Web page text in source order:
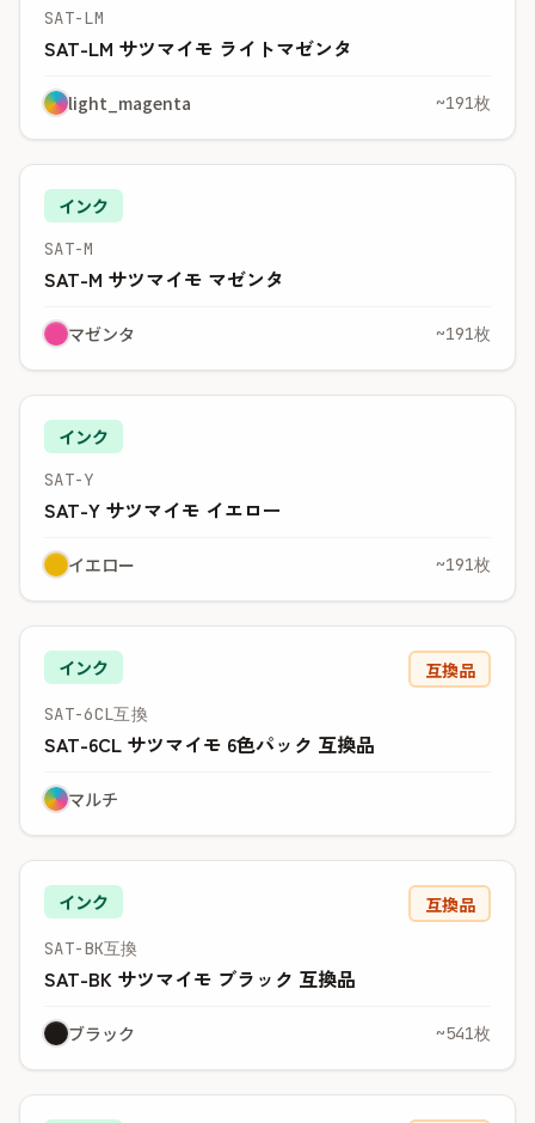
SAT-LM
SAT-LM サツマイモ ライトマゼンタ
light_magenta ~191枚
インク
SAT-M
SAT-M サツマイモ マゼンタ
マゼンタ ~191枚
インク
SAT-Y
SAT-Y サツマイモ イエロー
イエロー ~191枚
インク 互換品
SAT-6CL互換
SAT-6CL サツマイモ 6色パック 互換品
マルチ
インク 互換品
SAT-BK互換
SAT-BK サツマイモ ブラック 互換品
ブラック ~541枚